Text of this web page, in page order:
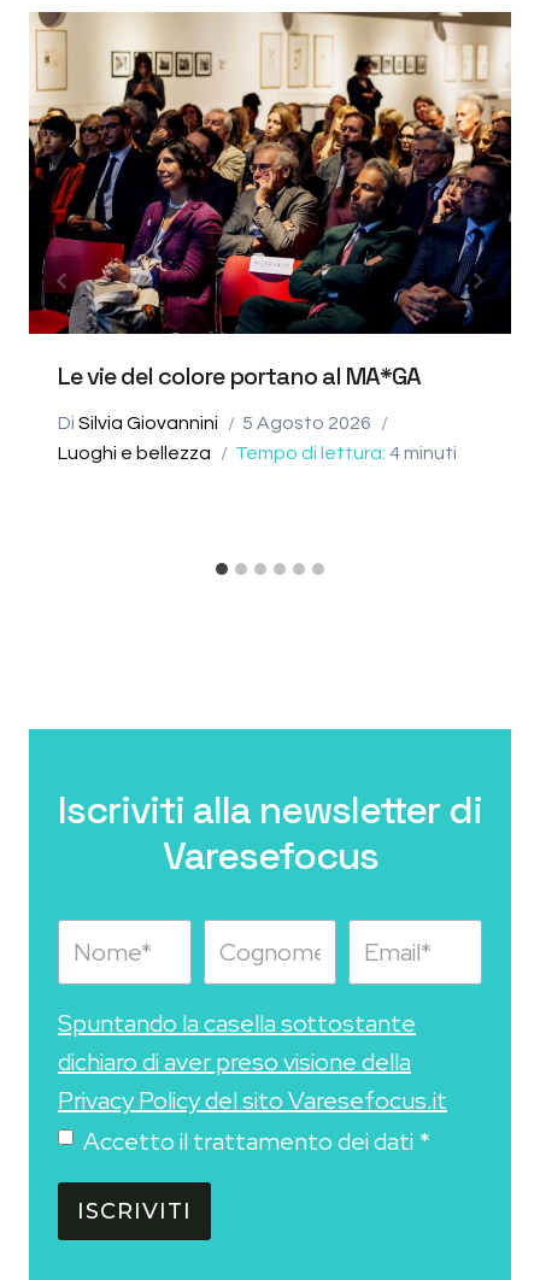
Le vie del colore portano al MA*GA
Di Silvia Giovannini
5 Agosto 2026
Luoghi e bellezza
Tempo di lettura: 4minuti
Iscriviti alla newsletter di
Varesefocus
Spuntando la casella sottostante
dichiaro di aver preso visione della
Privacy Policy del sito Varesefocus.it
Accetto il trattamento dei dati *
ISCRIVITI